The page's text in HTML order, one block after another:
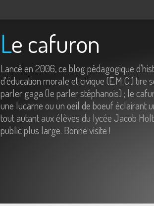
Le cafuron
Lancé en 2006, ce blog pédagogique
d'éducation morale et civique (E.M.C.) tire
parler gaga (le parler stéphanois) ; le
une lucarne ou un oeil de boeuf éclairant
tout autant aux élèves du lycée Jacob
public plus large. Bonne visite !